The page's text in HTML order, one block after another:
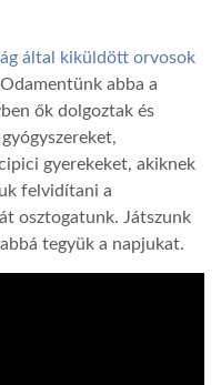
által kiküldött orvosok
Odamentünk abba a
ők dolgoztak és
gyerekeket, akiknek
felvidítani a
osztogatunk. Játszunk
tegyük a napjukat.